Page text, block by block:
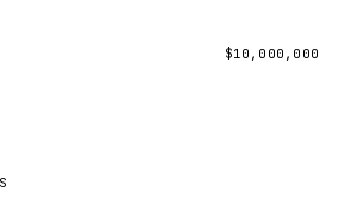
$10,000,000